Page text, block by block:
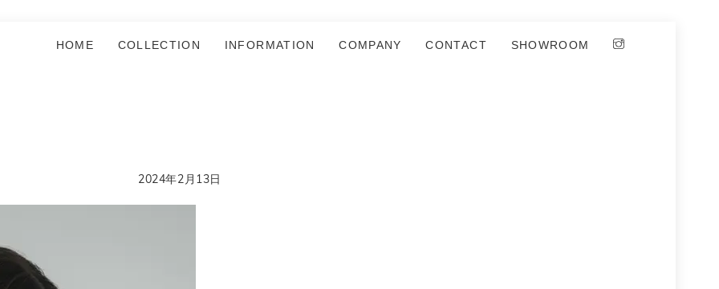
HOME COLLECTION INFORMATION COMPANY CONTACT SHOWROOM
2024年2月13日